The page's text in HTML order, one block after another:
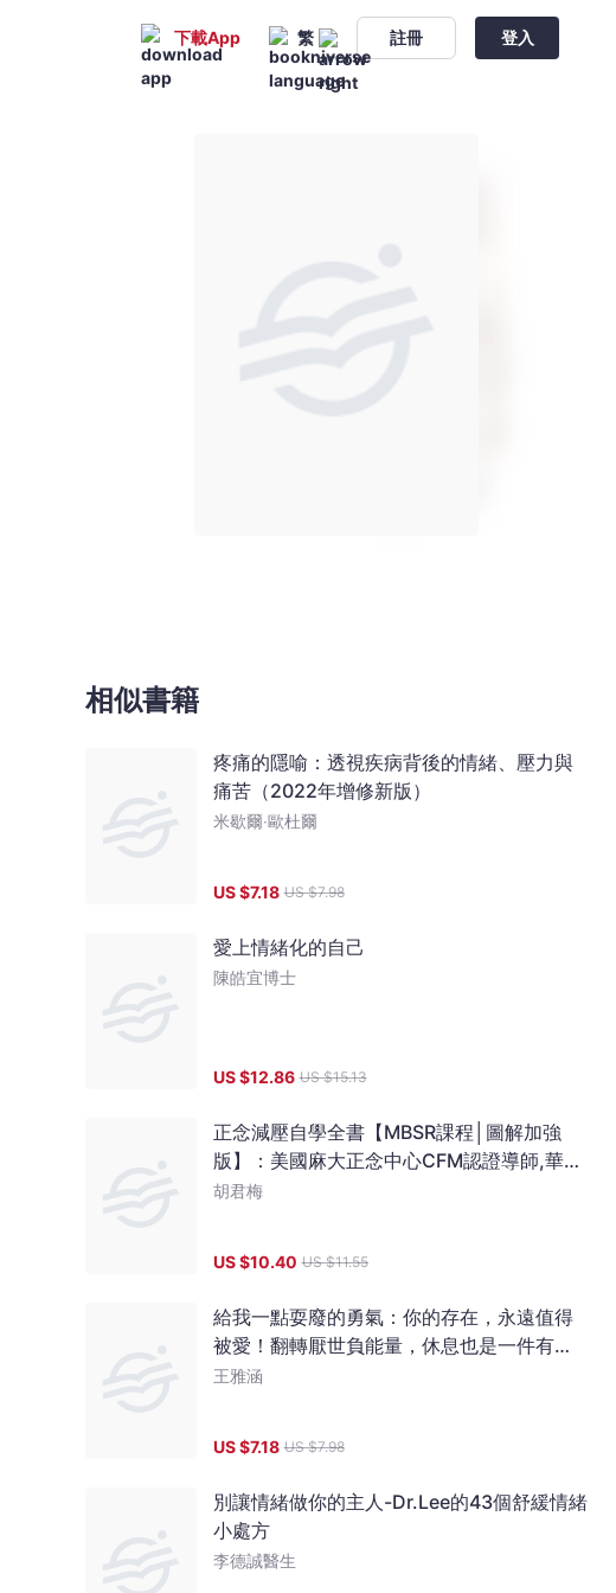
下載App 繁 註冊 登入
相似書籍
疼痛的隱喻：透視疾病背後的情緒、壓力與
痛苦（2022年增修新版）
米歇爾‧歐杜爾
US $7.18 US $7.98
愛上情緒化的自己
陳皓宜博士
US $12.86 US $15.13
正念減壓自學全書【MBSR課程│圖解加強
版】：美國麻大正念中心CFM認證導師,華人
正念減壓中心創始人「胡君梅」不藏私解惑
胡君梅
US $10.40 US $11.55
給我一點耍廢的勇氣：你的存在，永遠值得
被愛！翻轉厭世負能量，休息也是一件有意
義的事
王雅涵
US $7.18 US $7.98
別讓情緒做你的主人-Dr.Lee的43個舒緩情緒
小處方
李德誠醫生